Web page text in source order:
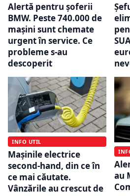
Alertă pentru șoferii
BMW. Peste 740.000 de
mașini sunt chemate
urgent în service. Ce
probleme s-au
descoperit
INFO UTIL
Mașinile electrice
second-hand, din ce în
ce mai căutate.
Vânzările au crescut de
au